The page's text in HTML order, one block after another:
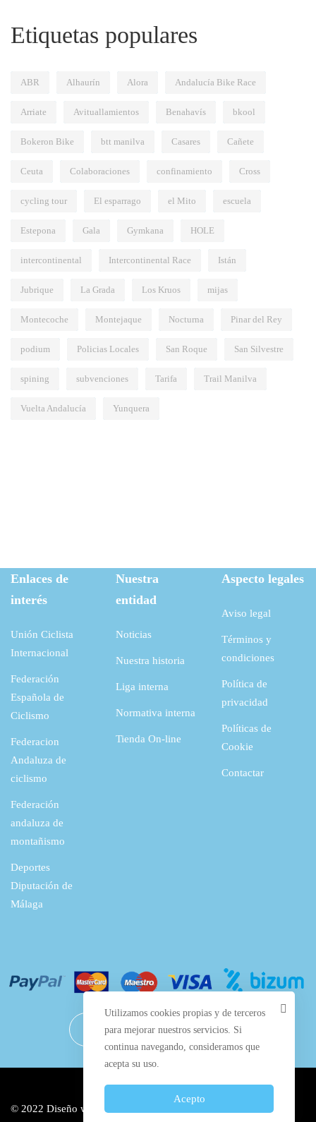
Etiquetas populares
ABR Alhaurín Alora Andalucía Bike Race
Arriate Avituallamientos Benahavís bkool
Bokeron Bike btt manilva Casares Cañete
Ceuta Colaboraciones confinamiento Cross
cycling tour El esparrago el Mito escuela
Estepona Gala Gymkana HOLE
intercontinental Intercontinental Race Istán
Jubrique La Grada Los Kruos mijas
Montecoche Montejaque Nocturna Pinar del Rey
podium Policias Locales San Roque San Silvestre
spining subvenciones Tarifa Trail Manilva
Vuelta Andalucía Yunquera
Enlaces de
interés
Unión Ciclista
Internacional
Federación
Española de
Ciclismo
Federacion
Andaluza de
ciclismo
Federación
andaluza de
montañismo
Deportes
Diputación de
Málaga
Nuestra
entidad
Noticias
Nuestra historia
Liga interna
Normativa interna
Tienda On-line
Aspecto legales
Aviso legal
Términos y
condiciones
Política de
privacidad
Políticas de
Cookie
Contactar
© 2022 Diseño web por
y alojado en los
Utilizamos cookies propias y de terceros
para mejorar nuestros servicios. Si
continua navegando, consideramos que
acepta su uso.
Acepto